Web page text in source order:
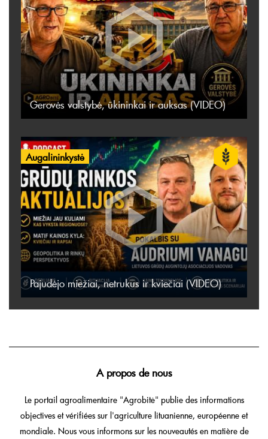
Gerovės valstybė, ūkininkai ir auksas (VIDEO)
Augalininkystė
Pajudėjo miežiai, netrukus ir kviečiai (VIDEO)
A propos de nous
Le portail agroalimentaire "Agrobitė" publie des informations
objectives et vérifiées sur l'agriculture lituanienne, européenne et
mondiale. Nous vous informons sur les nouveautés en matière de